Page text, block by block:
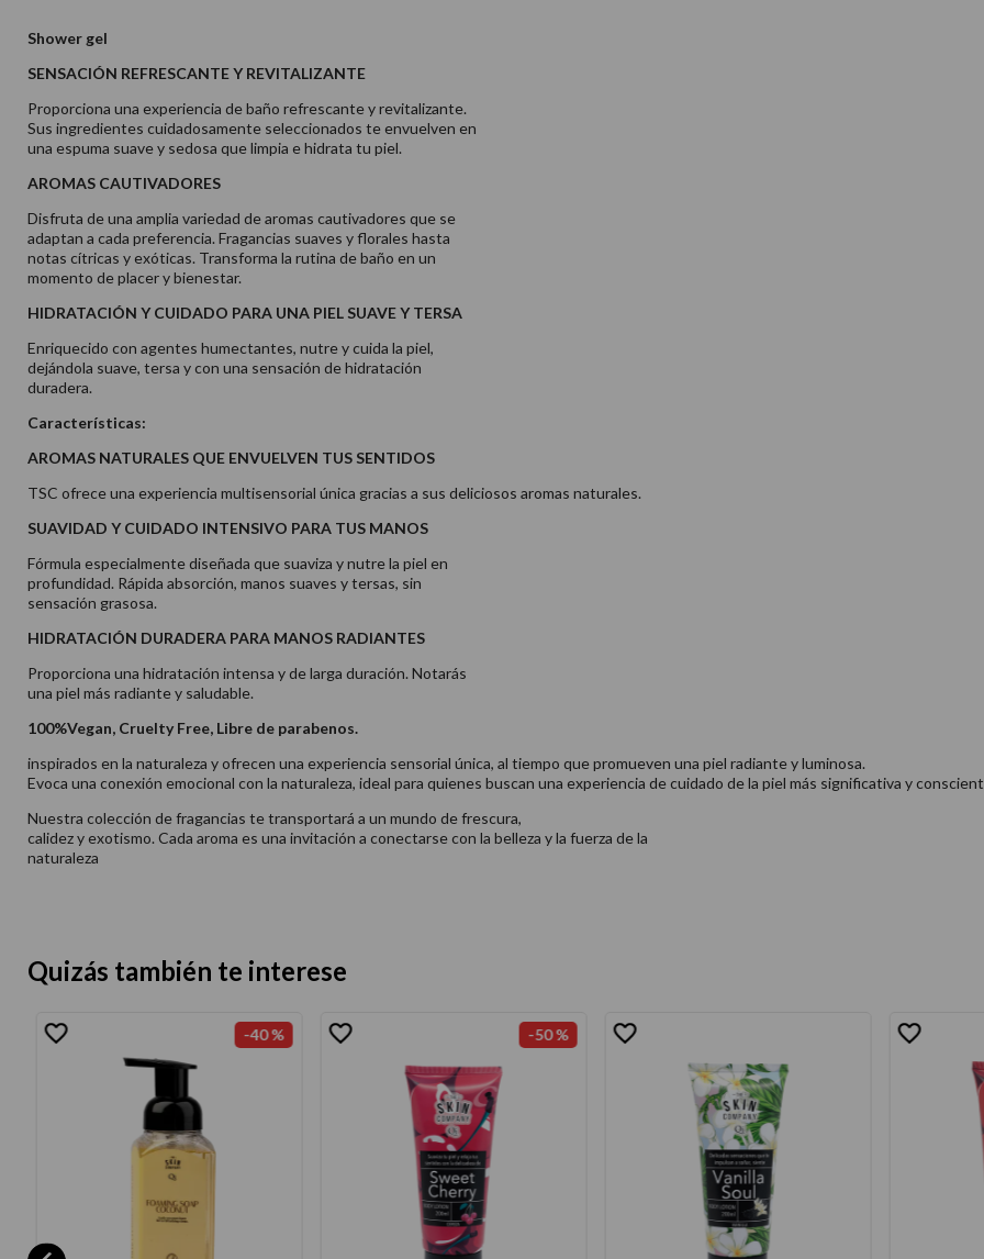
Shower gel
SENSACIÓN REFRESCANTE Y REVITALIZANTE
Proporciona una experiencia de baño refrescante y revitalizante.
Sus ingredientes cuidadosamente seleccionados te envuelven en
una espuma suave y sedosa que limpia e hidrata tu piel.
AROMAS CAUTIVADORES
Disfruta de una amplia variedad de aromas cautivadores que se
adaptan a cada preferencia. Fragancias suaves y florales hasta
notas cítricas y exóticas. Transforma la rutina de baño en un
momento de placer y bienestar.
HIDRATACIÓN Y CUIDADO PARA UNA PIEL SUAVE Y TERSA
Enriquecido con agentes humectantes, nutre y cuida la piel,
dejándola suave, tersa y con una sensación de hidratación
duradera.
Características:
AROMAS NATURALES QUE ENVUELVEN TUS SENTIDOS
TSC ofrece una experiencia multisensorial única gracias a sus deliciosos aromas naturales.
SUAVIDAD Y CUIDADO INTENSIVO PARA TUS MANOS
Fórmula especialmente diseñada que suaviza y nutre la piel en
profundidad. Rápida absorción, manos suaves y tersas, sin
sensación grasosa.
HIDRATACIÓN DURADERA PARA MANOS RADIANTES
Proporciona una hidratación intensa y de larga duración. Notarás
una piel más radiante y saludable.
100%Vegan, Cruelty Free, Libre de parabenos.
inspirados en la naturaleza y ofrecen una experiencia sensorial única, al tiempo que promueven una piel radiante y luminosa.
Evoca una conexión emocional con la naturaleza, ideal para quienes buscan una experiencia de cuidado de la piel más significativa y
Nuestra colección de fragancias te transportará a un mundo de frescura,
calidez y exotismo. Cada aroma es una invitación a conectarse con la belleza y la fuerza de la
naturaleza
Quizás también te interese
-40 % -50 %